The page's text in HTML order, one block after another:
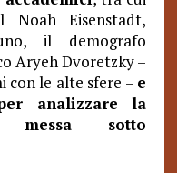
Noah Eisenstadt,
il demografo
Aryeh Dvoretzky –
le alte sfere – e
analizzare la
messa sotto